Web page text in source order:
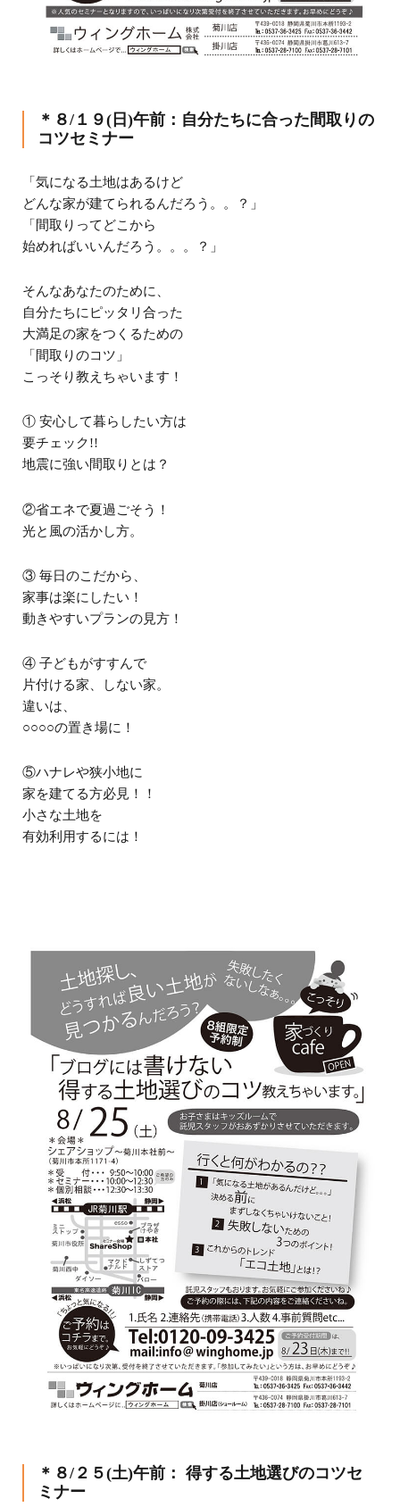
＊８/１９(日)午前：自分たちに合った間取りの
コツセミナー
「気になる土地はあるけど
どんな家が建てられるんだろう。。？」
「間取りってどこから
始めればいいんだろう。。。？」
そんなあなたのために、
自分たちにピッタリ合った
大満足の家をつくるための
「間取りのコツ」
こっそり教えちゃいます！
① 安心して暮らしたい方は
要チェック!!
地震に強い間取りとは？
②省エネで夏過ごそう！
光と風の活かし方。
③ 毎日のこだから、
家事は楽にしたい！
動きやすいプランの見方！
④ 子どもがすすんで
片付ける家、しない家。
違いは、
○○○○の置き場に！
⑤ハナレや狭小地に
家を建てる方必見！！
小さな土地を
有効利用するには！
＊８/２５(土)午前： 得する土地選びのコツセ
ミナー